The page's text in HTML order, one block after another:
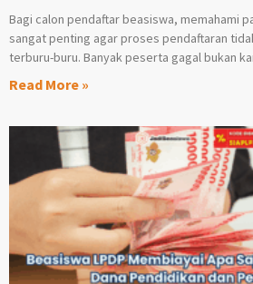
Bagi calon pendaftar beasiswa, memahami
sangat penting agar proses pendaftaran
terburu-buru. Banyak peserta gagal bukan
Read More »